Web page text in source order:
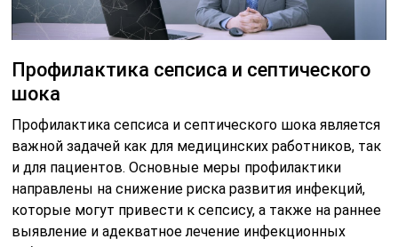
Профилактика сепсиса и септического
шока
Профилактика сепсиса и септического шока является
важной задачей как для медицинских работников, так
и для пациентов. Основные меры профилактики
направлены на снижение риска развития инфекций,
которые могут привести к сепсису, а также на раннее
выявление и адекватное лечение инфекционных